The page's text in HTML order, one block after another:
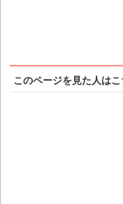
このページを見た人は